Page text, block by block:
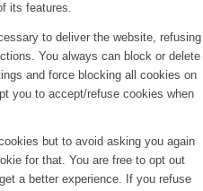
its features.
to deliver the website, refusing
You always can block or delete
and force blocking all cookies on
you to accept/refuse cookies when
but to avoid asking you again
for that. You are free to opt out
a better experience. If you refuse